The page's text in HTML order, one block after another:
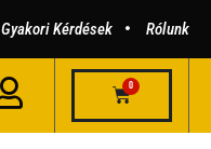
Gyakori Kérdések Rólunk
0